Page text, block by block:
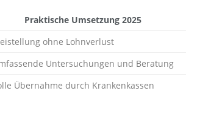
Praktische Umsetzung 2025
ohne Lohnverlust
Untersuchungen und Beratung
Übernahme durch Krankenkassen